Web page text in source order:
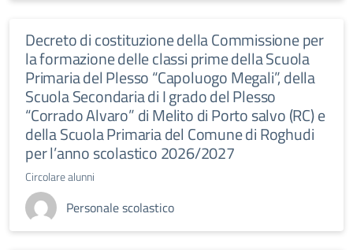
Decreto di costituzione della Commissione per
la formazione delle classi prime della Scuola
Primaria del Plesso “Capoluogo Megali”, della
Scuola Secondaria di I grado del Plesso
“Corrado Alvaro” di Melito di Porto salvo (RC) e
della Scuola Primaria del Comune di Roghudi
per l’anno scolastico 2026/2027
Circolare alunni
Personale scolastico